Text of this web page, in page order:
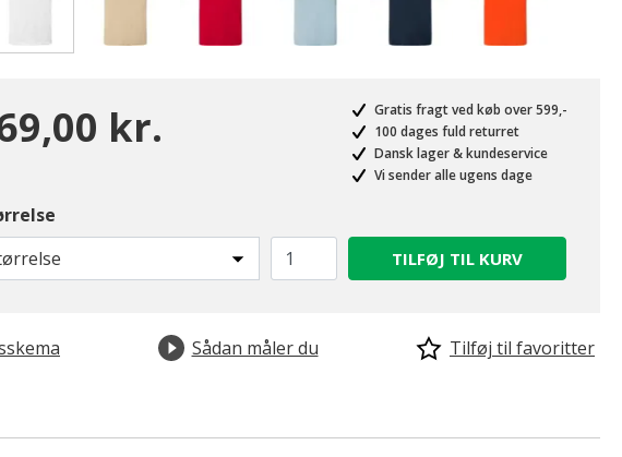
kr.
Gratis fragt ved køb over 599,-
100 dages fuld returret
Dansk lager & kundeservice
Vi sender alle ugens dage
TILFØJ TIL KURV
Sådan måler du Tilføj til favoritter